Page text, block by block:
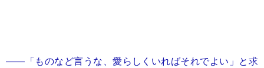
――「ものなど言うな、愛らしくいればそれでよい」と求